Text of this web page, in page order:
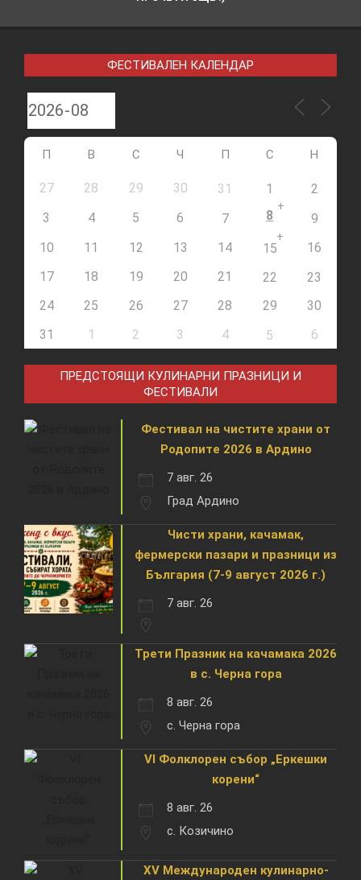
ФЕСТИВАЛЕН КАЛЕНДАР
П В С Ч П С Н
27 28 29 30 31 1
2
3
4 5 6 7 8
+
9
10
11 12 13 14 15
+
16
17
18 19 20 21 22
23
24
25 26 27 28 29
30
31
1 2 3 4 5 6
ПРЕДСТОЯЩИ КУЛИНАРНИ ПРАЗНИЦИ И
ФЕСТИВАЛИ
Фестивал на чистите храни от
Родопите 2026 в Ардино
7 авг. 26
Град Ардино
Чисти храни, качамак,
фермерски пазари и празници из
България (7-9 август 2026 г.)
7 авг. 26
Трети Празник на качамака 2026
в с. Черна гора
8 авг. 26
с. Черна гора
VI Фолклорен събор „Еркешки
корени“
8 авг. 26
с. Козичино
XV Международен кулинарно-